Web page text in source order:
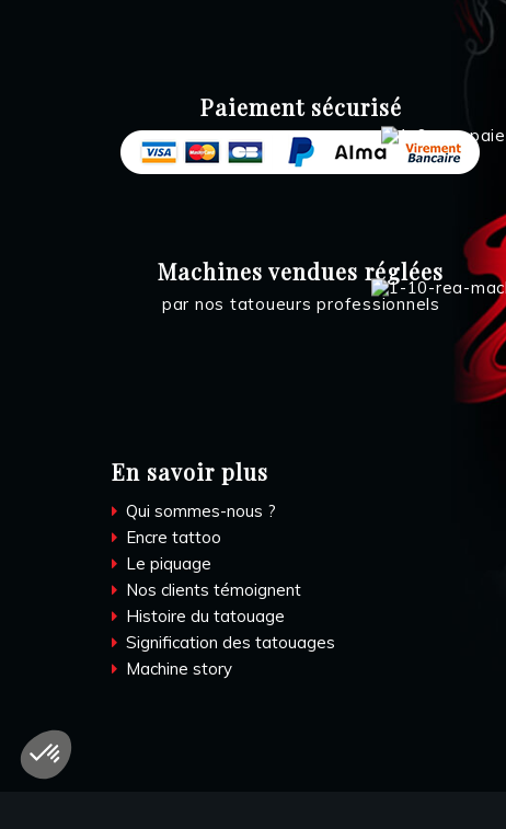
Paiement sécurisé
Machines vendues réglées
par nos tatoueurs professionnels
En savoir plus
Qui sommes-nous ?
Encre tattoo
Le piquage
Nos clients témoignent
Histoire du tatouage
Signification des tatouages
Machine story